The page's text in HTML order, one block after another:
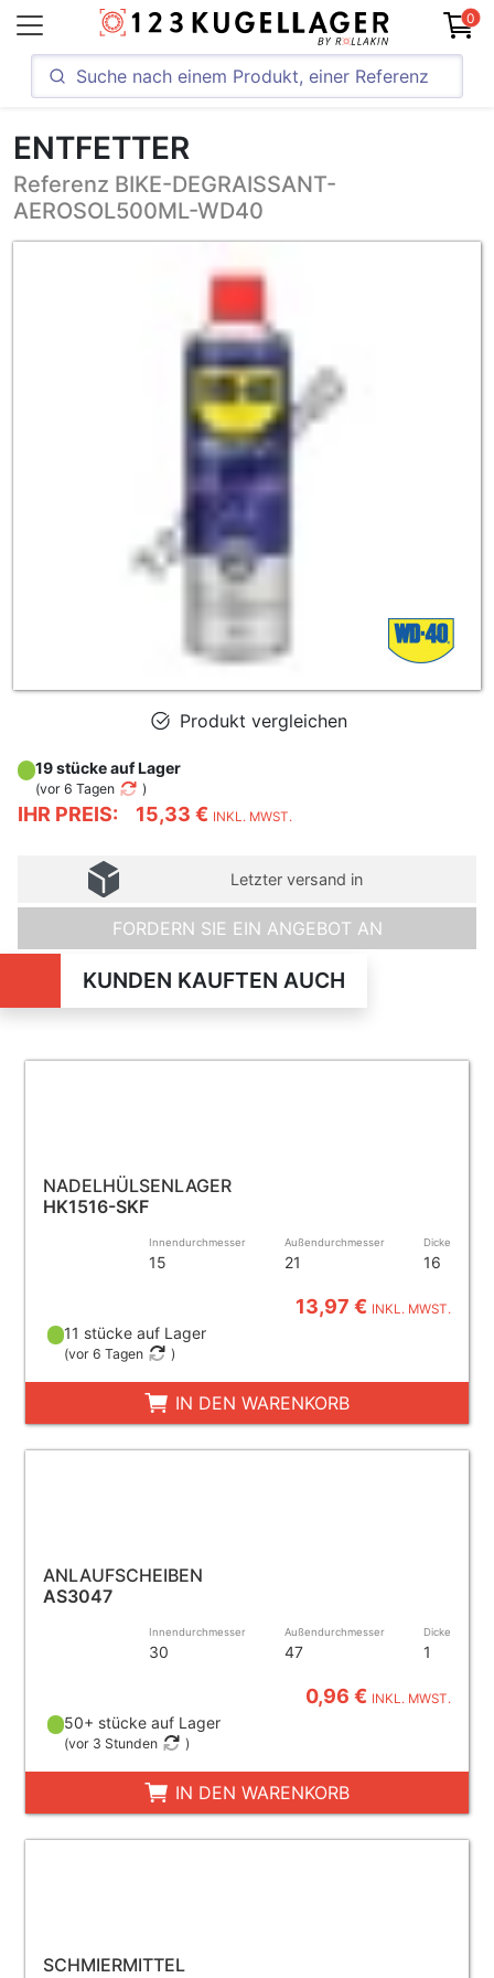
0
ENTFETTER
Referenz BIKE-DEGRAISSANT-
AEROSOL500ML-WD40
Produkt vergleichen
IHR PREIS: 15,33 € INKL. MWST.
19 stücke auf Lager
(vor 6 Tagen )
Letzter versand in
FORDERN SIE EIN ANGEBOT AN
KUNDEN KAUFTEN AUCH
NADELHÜLSENLAGER
HK1516-SKF
Innendurchmesser
15
Außendurchmesser
21
Dicke
16
13,97 € INKL. MWST.
11 stücke auf Lager
(vor 6 Tagen )
IN DEN WARENKORB
ANLAUFSCHEIBEN
AS3047
Innendurchmesser
30
Außendurchmesser
47
Dicke
1
0,96 € INKL. MWST.
50+ stücke auf Lager
(vor 3 Stunden )
IN DEN WARENKORB
SCHMIERMITTEL